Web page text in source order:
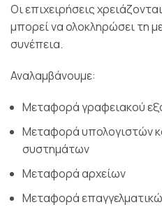
Οι επιχειρήσεις
μπορεί να ολοκληρώσει τη
συνέπεια.
Αναλαμβάνουμε:
Μεταφορά γραφειακού
Μεταφορά υπολογιστών
συστημάτων
Μεταφορά αρχείων
Μεταφορά